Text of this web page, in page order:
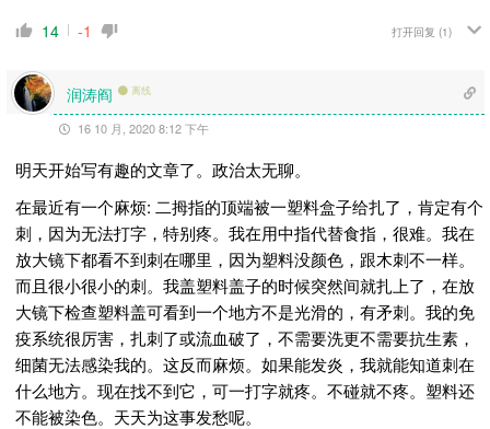
14 -1 打开回复 (1)
润涛阎 离线
16 10 月, 2020 8:12 下午
明天开始写有趣的文章了。政治太无聊。
在最近有一个麻烦: 二拇指的顶端被一塑料盒子给扎了，肯定有个
刺，因为无法打字，特别疼。我在用中指代替食指，很难。我在
放大镜下都看不到刺在哪里，因为塑料没颜色，跟木刺不一样。
而且很小很小的刺。我盖塑料盖子的时候突然间就扎上了，在放
大镜下检查塑料盖可看到一个地方不是光滑的，有矛刺。我的免
疫系统很厉害，扎刺了或流血破了，不需要洗更不需要抗生素，
细菌无法感染我的。这反而麻烦。如果能发炎，我就能知道刺在
什么地方。现在找不到它，可一打字就疼。不碰就不疼。塑料还
不能被染色。天天为这事发愁呢。